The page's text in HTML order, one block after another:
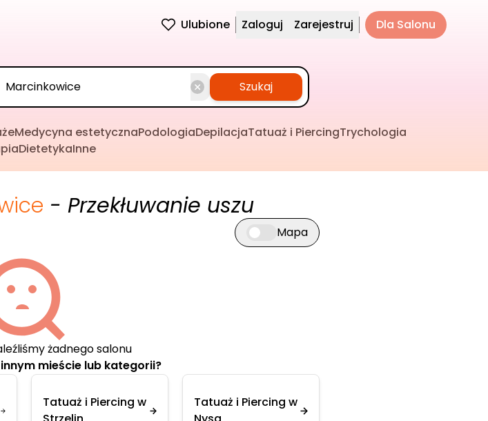
Ulubione Zaloguj Zarejestruj Dla Salonu
Szukaj
Medycyna estetycznaPodologiaDepilacjaTatuaż i PiercingTrychologia
DietetykaInne
- Przekłuwanie uszu
Przełącz widok mapy
Mapa
żadnego salonu
mieście lub kategorii?
Tatuaż i Piercing w
Tatuaż i Piercing w